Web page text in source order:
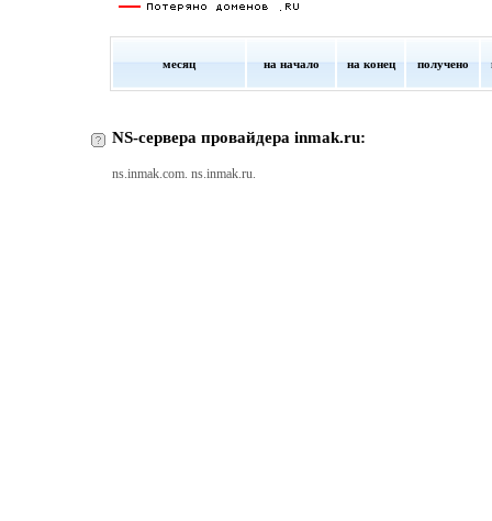
месяц на начало на конец получено
NS-сервера провайдера inmak.ru:
ns.inmak.com. ns.inmak.ru.